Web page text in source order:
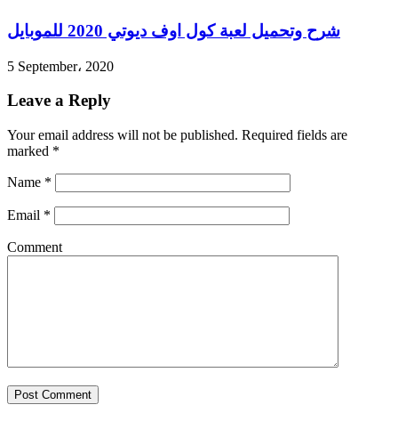
شرح وتحميل لعبة كول اوف ديوتي 2020 للموبايل
5 September، 2020
Leave a Reply
Your email address will not be published. Required fields are
marked *
Name *
Email *
Comment